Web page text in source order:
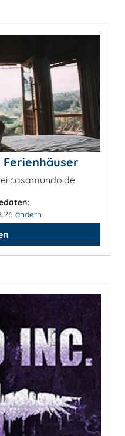
casamundo.de
ändern